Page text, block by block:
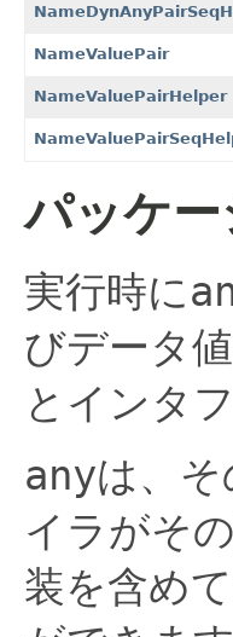
NameValuePair
NameValuePairHelper
パッケ
実行時に
びデータ
とインタ
anyは、そ
イラがそ
装を含め